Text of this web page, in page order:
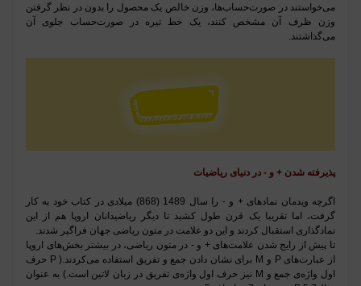
می‌خواستند در صورت‌حساب‌ها، وزن خالص یک محصول را بدون در نظر گرفتن
وزن ظرف آن مشخص کنند، یک خط تیره در صورت‌حساب جلوی آن
می‌گذاشتند.
پذیرفته شدن + و - در دنیای ریاضیات
اگرچه ویدمان نمادهای + و - را سال 1489 (868) میلادی در کتاب خود به کار
گرفت، اما تقریبا یک قرن طول کشید تا دیگر ریاضیدانان اروپا هم از این
نمادگذاری استقبال کردند و این دو علامت در متون ریاضی جهان فراگیر شدند.
تا پیش از رایج شدن علامت‌های + و - در متون ریاضی، در بیشتر بخش‌های اروپا
از عبارت‌های P و برای نشان دادن جمع و تفریق استفاده می‌کردند.
(
P حرف
اول واژه‌ی جمع و M نیز حرف اول واژه‌ی تفریق در زبان لاتین است.) به عنوان